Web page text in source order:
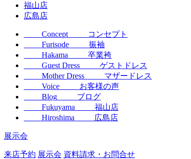
福山店
広島店
Concept
コンセプト
Furisode
振袖
Hakama
卒業袴
Guest Dress
ゲストドレス
Mother Dress
マザードレス
Voice
お客様の声
Blog
ブログ
Fukuyama
福山店
Hiroshima
広島店
展示会
来店予約 展示会 資料請求・お問合せ